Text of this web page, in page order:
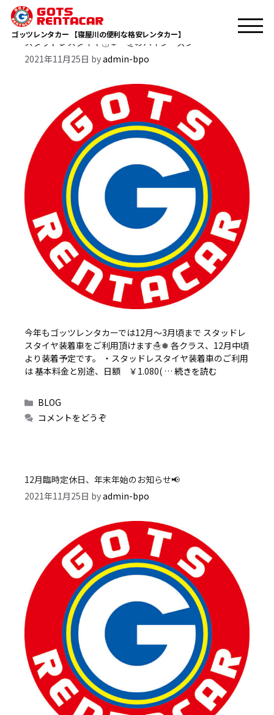
ゴッツレンタカー 【寝屋川の便利な格安レンタカー】
Monthly Archives: 11月 2021
スタッドレスタイヤ☃❅・冬のハイシーズン
2021年11月25日 byadmin-bpo
今年もゴッツレンタカーでは12月～3月頃まで スタッドレ
スタイヤ装着車をご利用頂けます☃❅ 各クラス、12月中頃
より装着予定です。 ・スタッドレスタイヤ装着車のご利用
は 基本料金と別途、日額 ￥1.080( … 続きを読む
カ
テ
BLOG
コメントをどうぞ
12月臨時定休日、年末年始のお知らせ📢
2021年11月25日 byadmin-bpo